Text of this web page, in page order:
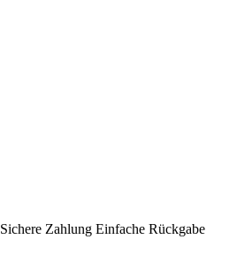
Sichere Zahlung Einfache Rückgabe